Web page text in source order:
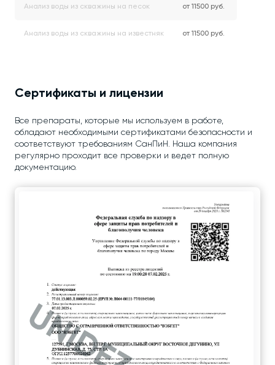
Анализ воды из скважины на песок от 11500 руб.
Анализ воды из скважины на известняк от 11500 руб.
Сертификаты и лицензии
Все препараты, которые мы используем в работе,
обладают необходимыми сертификатами безопасности и
соответствуют требованиям СанПиН. Наша компания
регулярно проходит все проверки и ведет полную
документацию.